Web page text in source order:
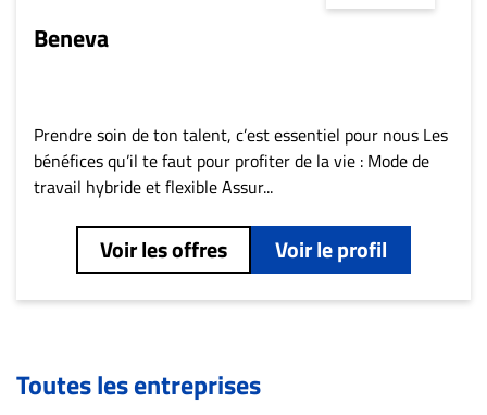
Beneva
Prendre soin de ton talent, c’est essentiel pour nous Les
bénéfices qu’il te faut pour profiter de la vie : Mode de
travail hybride et flexible Assur...
Voir les offres Voir le profil
Toutes les entreprises